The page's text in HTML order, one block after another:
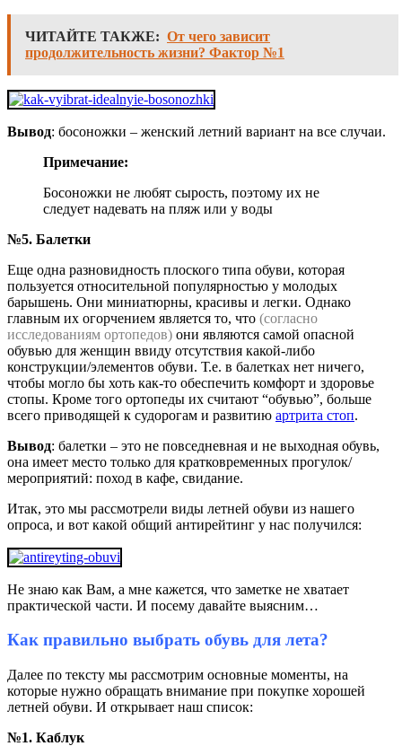
ЧИТАЙТЕ ТАКЖЕ: От чего зависит
продолжительность жизни? Фактор №1
Вывод: босоножки – женский летний вариант на все случаи.
Примечание:
Босоножки не любят сырость, поэтому их не
следует надевать на пляж или у воды
№5. Балетки
Еще одна разновидность плоского типа обуви, которая
пользуется относительной популярностью у молодых
барышень. Они миниатюрны, красивы и легки. Однако
главным их огорчением является то, что (согласно
исследованиям ортопедов) они являются самой опасной
обувью для женщин ввиду отсутствия какой-либо
конструкции/элементов обуви. Т.е. в балетках нет ничего,
чтобы могло бы хоть как-то обеспечить комфорт и здоровье
стопы. Кроме того ортопеды их считают “обувью”, больше
всего приводящей к судорогам и развитию артрита стоп.
Вывод: балетки – это не повседневная и не выходная обувь,
она имеет место только для кратковременных прогулок/
мероприятий: поход в кафе, свидание.
Итак, это мы рассмотрели виды летней обуви из нашего
опроса, и вот какой общий антирейтинг у нас получился:
Не знаю как Вам, а мне кажется, что заметке не хватает
практической части. И посему давайте выясним…
Как правильно выбрать обувь для лета?
Далее по тексту мы рассмотрим основные моменты, на
которые нужно обращать внимание при покупке хорошей
летней обуви. И открывает наш список:
№1. Каблук